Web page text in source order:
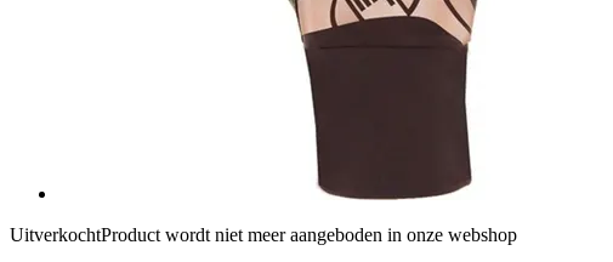
UitverkochtProduct wordt niet meer aangeboden in onze webshop